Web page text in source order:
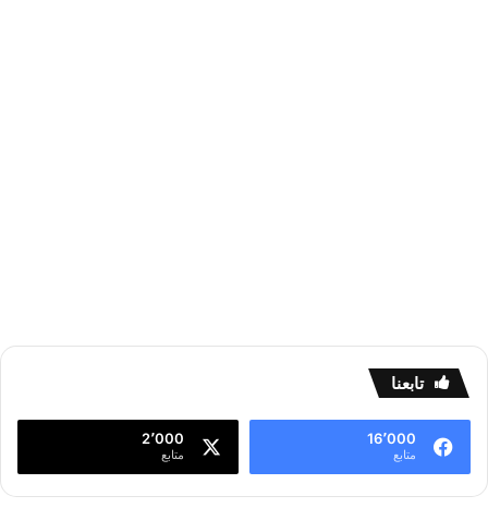
تابعنا
16٬000
متابع
2٬000
متابع